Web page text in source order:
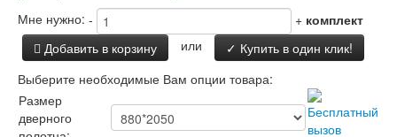
Мне нужно: - + комплект
Добавить в корзину
или
✓ Купить в один клик!
Выберите необходимые Вам опции товара:
Размер
дверного